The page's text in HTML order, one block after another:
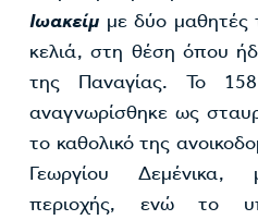
Ιωακείμ με δύο μαθητές
κελιά, στη θέση όπου
της Παναγίας. Το
αναγνωρίσθηκε ως
το καθολικό της
Γεωργίου Δεμένικα,
περιοχής, ενώ το